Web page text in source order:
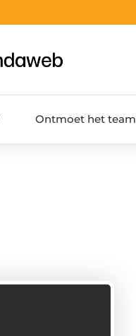
Ontmoet het team